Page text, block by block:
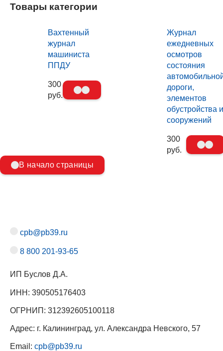
Товары категории
Вахтенный
журнал
машиниста
ППДУ
300
руб.
Журнал
ежедневных
осмотров
состояния
дороги,
элементов
обустройства и
сооружений
300
руб.
В начало страницы
cpb@pb39.ru
8 800 201-93-65
ИП Буслов Д.А.
ИНН: 390505176403
ОГРНИП: 312392605100118
Адрес: г. Калининград, ул. Александра Невского, 57
Email: cpb@pb39.ru